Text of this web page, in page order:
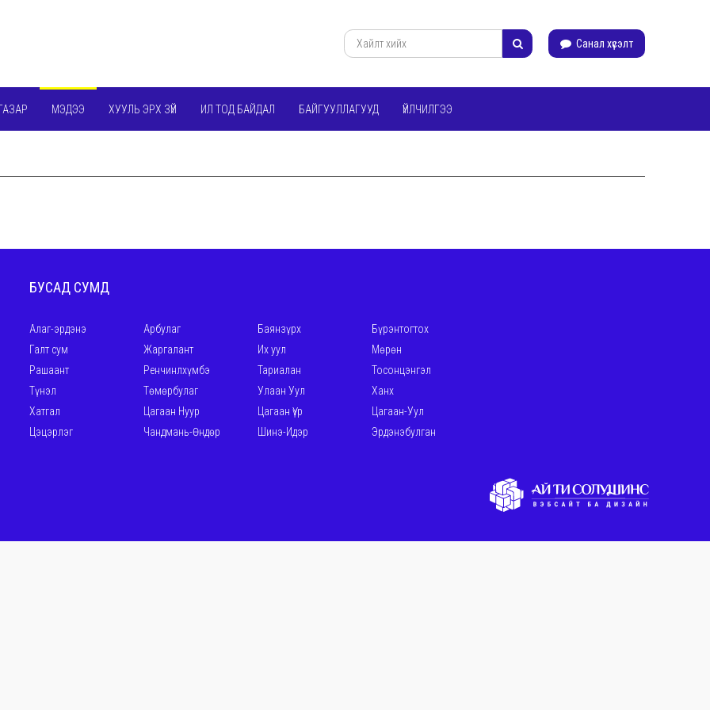
Санал хүсэлт
МЭДЭЭ ХУУЛЬ ЭРХ ЗҮЙ ИЛ ТОД БАЙДАЛ БАЙГУУЛЛАГУУД ҮЙЛЧИЛГЭЭ
БУСАД СУМД
Алаг-эрдэнэ Арбулаг Баянзүрх
Бүрэнтогтох
Галт сум
Жаргалант Их уул
Мөрөн
Рашаант
Ренчинлхүмбэ Тариалан
Тосонцэнгэл
Түнэл
Төмөрбулаг Улаан Уул
Ханх
Хатгал
Цагаан Нуур Цагаан Үүр
Цагаан-Уул
Цэцэрлэг
Чандмань-Өндөр Шинэ-Идэр Эрдэнэбулган